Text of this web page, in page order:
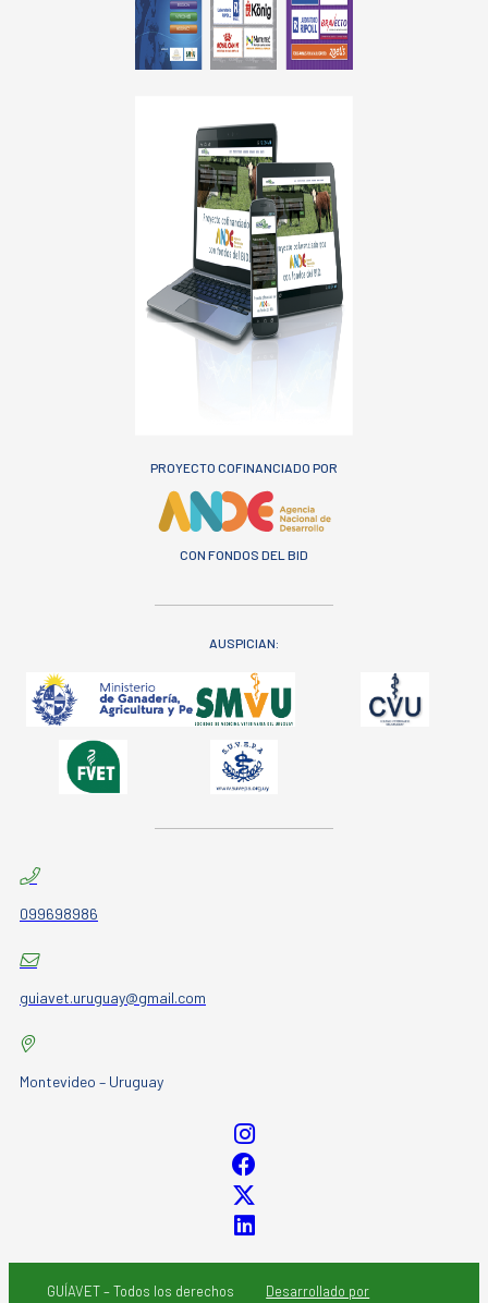
PROYECTO COFINANCIADO POR
CON FONDOS DEL BID
AUSPICIAN:
099698986
guiavet.uruguay@gmail.com
Montevideo – Uruguay
GUÍAVET – Todos los derechos Desarrollado por